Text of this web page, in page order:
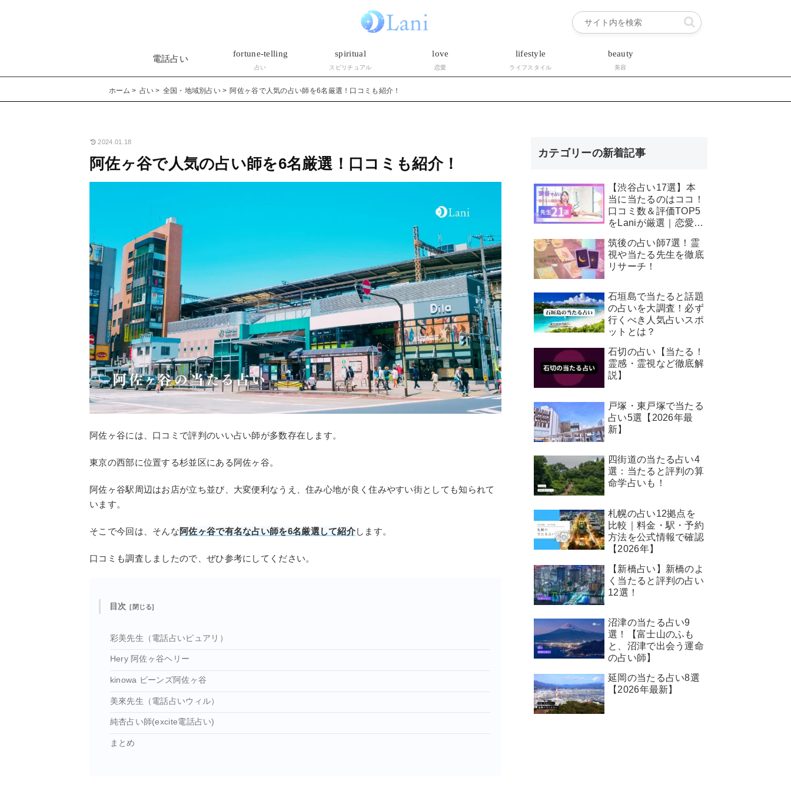
電話占い
fortune-telling
占い
spiritual
スピリチュアル
love
恋愛
lifestyle
ライフスタイル
beauty
美容
ホーム 占い 全国・地域別占い 阿佐ヶ谷で人気の占い師を6名厳選！口コミも紹介！
2024.01.18
阿佐ヶ谷で人気の占い師を6名厳選！口コミも紹介！
阿佐ヶ谷には、口コミで評判のいい占い師が多数存在します。
東京の西部に位置する杉並区にある阿佐ヶ谷。
阿佐ヶ谷駅周辺はお店が立ち並び、大変便利なうえ、住み心地が良く住みやすい街としても知られて
います。
そこで今回は、そんな阿佐ヶ谷で有名な占い師を6名厳選して紹介します。
口コミも調査しましたので、ぜひ参考にしてください。
目次
彩美先生（電話占いピュアリ）
Hery 阿佐ヶ谷ヘリー
kinowa ビーンズ阿佐ヶ谷
美來先生（電話占いウィル）
純杏占い師(excite電話占い)
まとめ
カテゴリーの新着記事
【渋谷占い17選】本
当に当たるのはココ！
口コミ数＆評価TOP5
をLaniが厳選｜恋愛・
こもぴ先生が徹底解
説！
筑後の占い師7選！霊
視や当たる先生を徹底
リサーチ！
石垣島で当たると話題
の占いを大調査！必ず
行くべき人気占いスポ
ットとは？
石切の占い【当たる！
霊感・霊視など徹底解
説】
戸塚・東戸塚で当たる
占い5選【2026年最
新】
四街道の当たる占い4
選：当たると評判の算
命学占いも！
札幌の占い12拠点を
比較｜料金・駅・予約
方法を公式情報で確認
【2026年】
【新橋占い】新橋のよ
く当たると評判の占い
12選！
沼津の当たる占い9
選！【富士山のふも
と、沼津で出会う運命
の占い師】
延岡の当たる占い8選
【2026年最新】